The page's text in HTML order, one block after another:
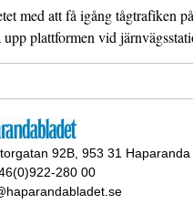
med att få igång tågtrafiken
upp plattformen vid
92B, 953 31 Haparanda
280 00